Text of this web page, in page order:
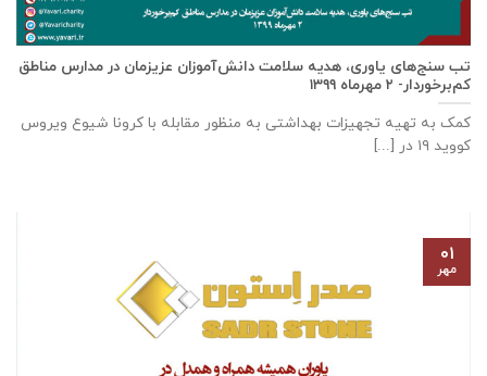
تب سنج‌های یاوری، هدیه سلامت دانش‌آموزان عزیزمان در مدارس مناطق
کم‌برخوردار- ۲ مهرماه ۱۳۹۹
کمک به تهیه تجهیزات بهداشتی به منظور مقابله با کرونا شیوع ویروس
کووید ۱۹ در [...]
۰۱
مهر